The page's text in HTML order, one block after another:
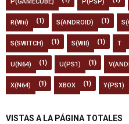
R(Wii) (1) S(ANDROID) (1)
S(SWITCH) (1) S(WII) (1) T
U(N64) (1) U(PS1) (1)
X(N64) (1) XBOX (1) Y(PS1)
VISTAS A LA PÁGINA TOTALES